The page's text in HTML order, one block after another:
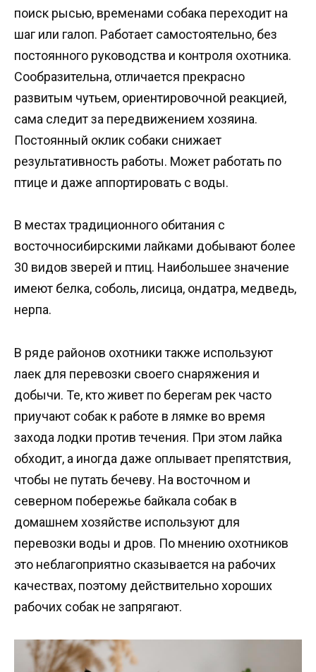
поиск рысью, временами собака переходит на
шаг или галоп. Работает самостоятельно, без
постоянного руководства и контроля охотника.
Сообразительна, отличается прекрасно
развитым чутьем, ориентировочной реакцией,
сама следит за передвижением хозяина.
Постоянный оклик собаки снижает
результативность работы. Может работать по
птице и даже аппортировать с воды.
В местах традиционного обитания с
восточносибирскими лайками добывают более
30 видов зверей и птиц. Наибольшее значение
имеют белка, соболь, лисица, ондатра, медведь,
нерпа.
В ряде районов охотники также используют
лаек для перевозки своего снаряжения и
добычи. Те, кто живет по берегам рек часто
приучают собак к работе в лямке во время
захода лодки против течения. При этом лайка
обходит, а иногда даже оплывает препятствия,
чтобы не путать бечеву. На восточном и
северном побережье байкала собак в
домашнем хозяйстве используют для
перевозки воды и дров. По мнению охотников
это неблагоприятно сказывается на рабочих
качествах, поэтому действительно хороших
рабочих собак не запрягают.